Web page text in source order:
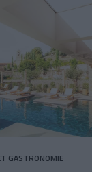
GASTRONOMIE